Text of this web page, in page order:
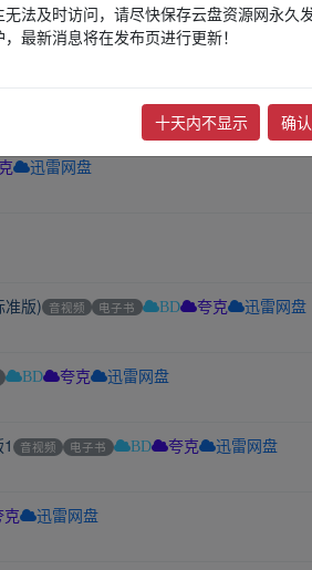
改信息直接用 文档 电子书 夸克
迅雷网盘
准版) 音视频 电子书 BD 夸克 迅雷网盘
BD 夸克 迅雷网盘
音视频 电子书 BD 夸克 迅雷网盘
克 迅雷网盘
法及时访问，请尽快保存云盘资源网永久
最新消息将在发布页进行更新！
十天内不显示 确认